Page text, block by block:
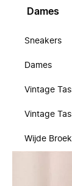
Dames
Sneakers
Dames
Vintage
Vintage
Wijde